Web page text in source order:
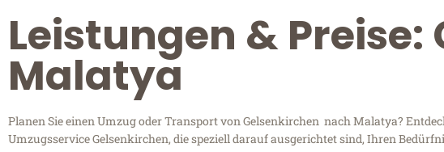
Leistungen &
Malatya
Planen Sie einen Umzug oder Transport von Gelsenkirchen nach Malatya?
Umzugsservice Gelsenkirchen, die speziell darauf ausgerichtet sind, Ihren